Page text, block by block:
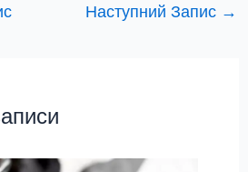
Наступний Запис →